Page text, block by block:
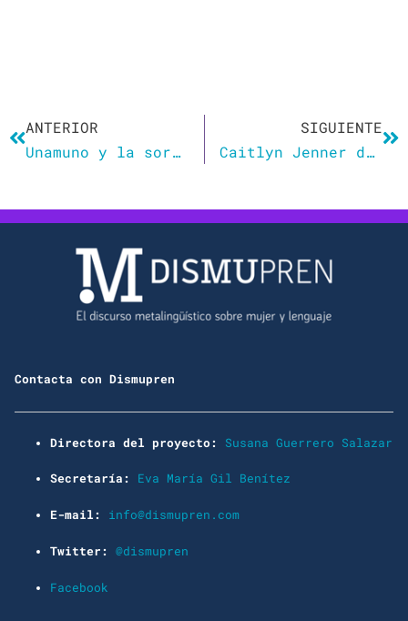
ANTERIOR
Unamuno y la sororidad
SIGUIENTE
Caitlyn Jenner dice que no puede entender el lenguaje inclusivo
Contacta con Dismupren
Directora del proyecto: Susana Guerrero Salazar
Secretaría: Eva María Gil Benítez
E-mail: info@dismupren.com
Twitter: @dismupren
Facebook